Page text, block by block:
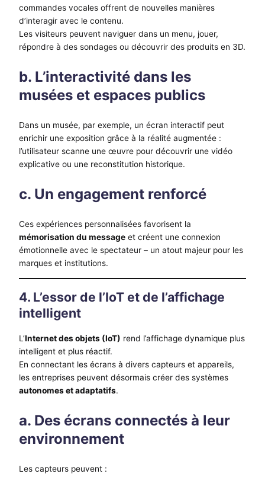
commandes vocales offrent de nouvelles manières
d’interagir avec le contenu.
Les visiteurs peuvent naviguer dans un menu, jouer,
répondre à des sondages ou découvrir des produits en 3D.
b. L’interactivité dans les
musées et espaces publics
Dans un musée, par exemple, un écran interactif peut
enrichir une exposition grâce à la réalité augmentée :
l’utilisateur scanne une œuvre pour découvrir une vidéo
explicative ou une reconstitution historique.
c. Un engagement renforcé
Ces expériences personnalisées favorisent la
mémorisation du message et créent une connexion
émotionnelle avec le spectateur – un atout majeur pour les
marques et institutions.
4. L’essor de l’IoT et de l’affichage
intelligent
L’Internet des objets (IoT) rend l’affichage dynamique plus
intelligent et plus réactif.
En connectant les écrans à divers capteurs et appareils,
les entreprises peuvent désormais créer des systèmes
autonomes et adaptatifs.
a. Des écrans connectés à leur
environnement
Les capteurs peuvent :